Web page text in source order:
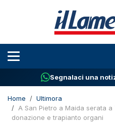
Segnalaci una
Home
Ultimora
A San Pietro a Maida serata
donazione e trapianto organi